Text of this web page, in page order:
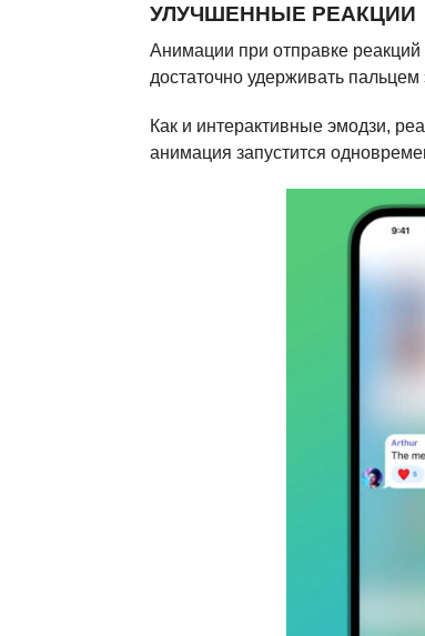
УЛУЧШЕННЫЕ РЕАКЦИИ
Анимации при отправке
достаточно удерживать
Как и интерактивные эмодзи,
анимация запустится